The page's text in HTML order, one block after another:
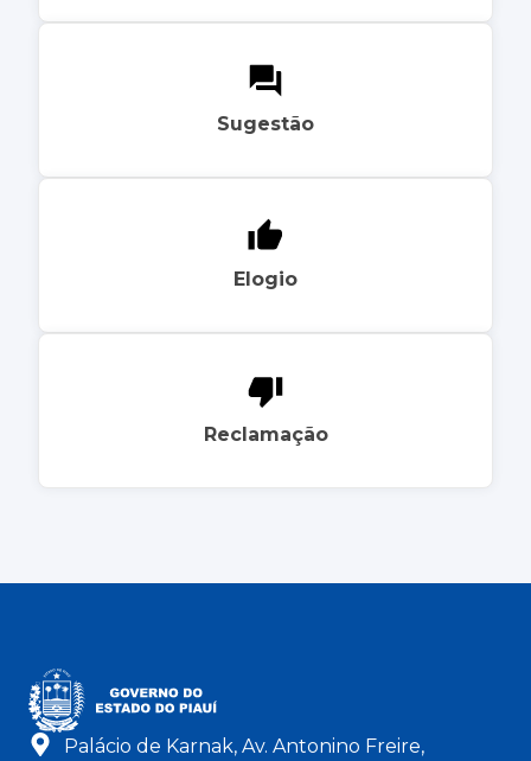
Sugestão
Elogio
Reclamação
Palácio de Karnak, Av. Antonino Freire,